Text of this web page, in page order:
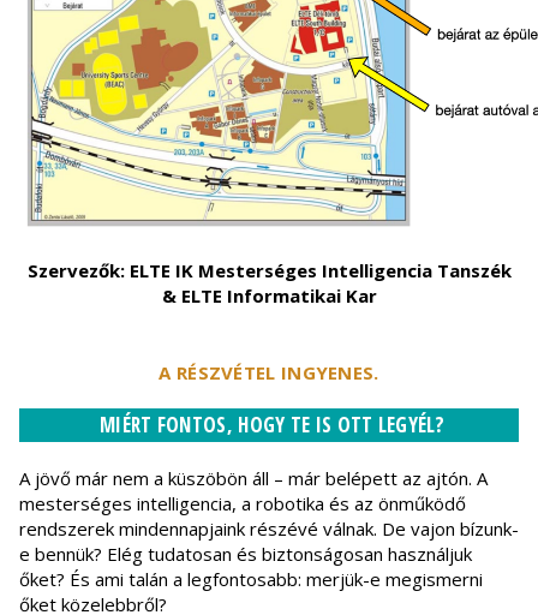
Szervezők: ELTE IK Mesterséges Intelligencia Tanszék
& ELTE Informatikai Kar
A RÉSZVÉTEL INGYENES.
MIÉRT FONTOS, HOGY TE IS OTT LEGYÉL?
A jövő már nem a küszöbön áll – már belépett az ajtón. A
mesterséges intelligencia, a robotika és az önműködő
rendszerek mindennapjaink részévé válnak. De vajon bízunk-
e bennük? Elég tudatosan és biztonságosan használjuk
őket? És ami talán a legfontosabb: merjük-e megismerni
őket közelebbről?